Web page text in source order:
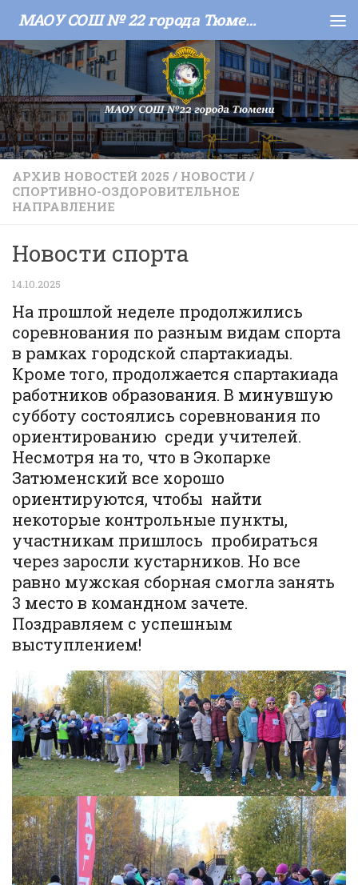
Skip to content МАОУ СОШ № 22 города Тюмени
АРХИВ НОВОСТЕЙ 2025 / НОВОСТИ /
СПОРТИВНО-ОЗДОРОВИТЕЛЬНОЕ
НАПРАВЛЕНИЕ
Новости спорта
14.10.2025
На прошлой неделе продолжились
соревнования по разным видам спорта
в рамках городской спартакиады.
Кроме того, продолжается спартакиада
работников образования. В минувшую
субботу состоялись соревнования по
ориентированию среди учителей.
Несмотря на то, что в Экопарке
Затюменский все хорошо
ориентируются, чтобы найти
некоторые контрольные пункты,
участникам пришлось пробираться
через заросли кустарников. Но все
равно мужская сборная смогла занять
3 место в командном зачете.
Поздравляем с успешным
выступлением!